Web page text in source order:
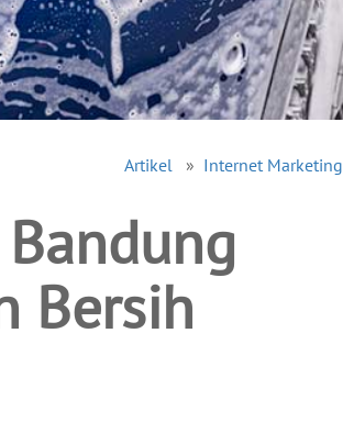
Artikel » Internet Marketing
Bersih